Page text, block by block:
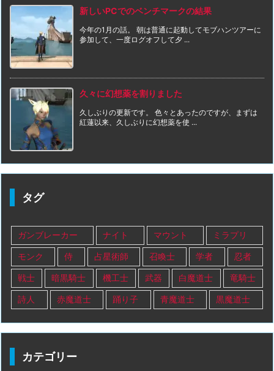
新しいPCでのベンチマークの結果
今年の1月の話。 朝は普通に起動してモブハンツアーに
参加して、一度ログオフして夕 ...
久々に幻想薬を割りました
久しぶりの更新です。 色々とあったのですが、まずは
紅蓮以来、久しぶりに幻想薬を使 ...
タグ
ガンブレーカー ナイト マウント ミラプリ
モンク 侍 占星術師 召喚士 学者 忍者
戦士 暗黒騎士 機工士 武器 白魔道士 竜騎士
詩人 赤魔道士 踊り子 青魔道士 黒魔道士
カテゴリー